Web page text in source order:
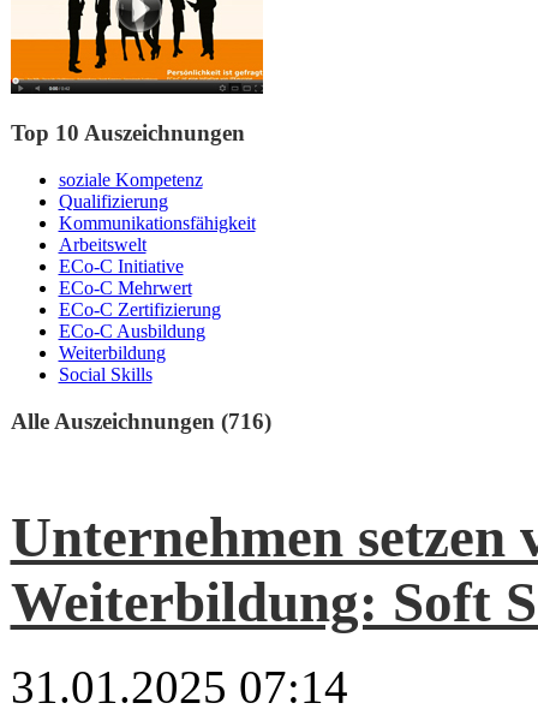
Top 10 Auszeichnungen
soziale Kompetenz
Qualifizierung
Kommunikationsfähigkeit
Arbeitswelt
ECo-C Initiative
ECo-C Mehrwert
ECo-C Zertifizierung
ECo-C Ausbildung
Weiterbildung
Social Skills
Alle Auszeichnungen (716)
Unternehmen
Weiterbildung: Soft
31.01.2025 07:14